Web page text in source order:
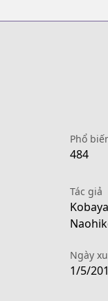
Phổ
484
Tác giả
Ngày
1/5/